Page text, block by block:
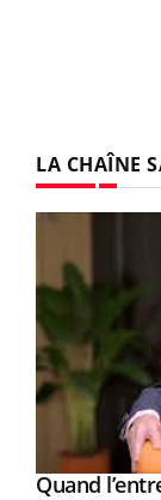
LA CHAÎNE
Youtube
Quand